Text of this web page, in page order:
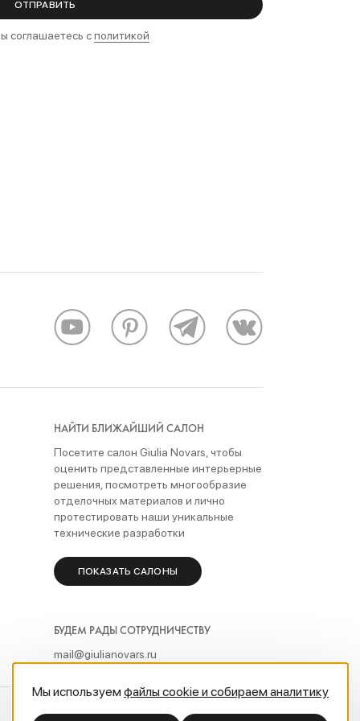
соглашаетесь сполитикой
НАЙТИ БЛИЖАЙШИЙ САЛОН
Посетите салон Giulia Novars, чтобы
оценить представленные интерьерные
решения, посмотреть многообразие
отделочных материалов и лично
протестировать наши уникальные
технические разработки
ПОКАЗАТЬ САЛОНЫ
БУДЕМ РАДЫ СОТРУДНИЧЕСТВУ
mail@giulianovars.ru
Мы используем файлы cookie и собираем аналитику